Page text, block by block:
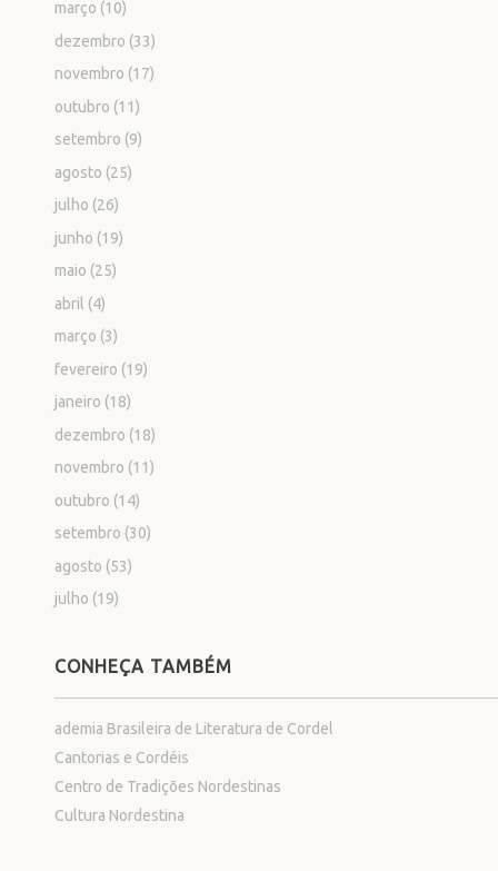
março (10)
dezembro (33)
novembro (17)
outubro (11)
setembro (9)
agosto (25)
julho (26)
junho (19)
maio (25)
abril (4)
março (3)
fevereiro (19)
janeiro (18)
dezembro (18)
novembro (11)
outubro (14)
setembro (30)
agosto (53)
julho (19)
CONHEÇA TAMBÉM
ademia Brasileira de Literatura de Cordel
Cantorias e Cordéis
Centro de Tradições Nordestinas
Cultura Nordestina